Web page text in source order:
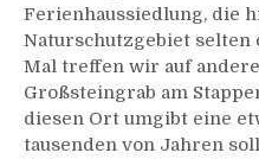
Ferienhaussiedlung, die
Naturschutzgebiet
Mal treffen wir auf
Großsteingrab am
diesen Ort umgibt eine
tausenden von Jahren